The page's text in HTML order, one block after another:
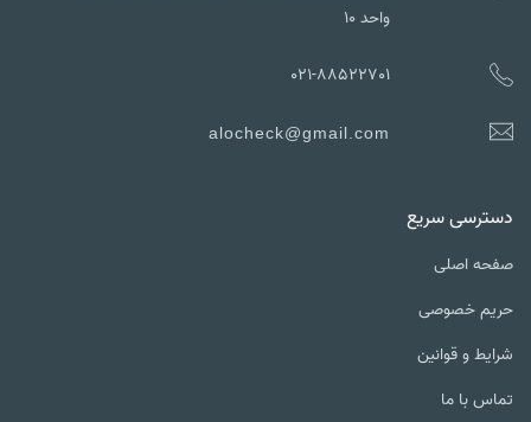
واحد ۱۰
021-88522701
alocheck@gmail.com
دسترسی سریع
صفحه اصلی
حریم خصوصی
شرایط و قوانین
تماس با ما